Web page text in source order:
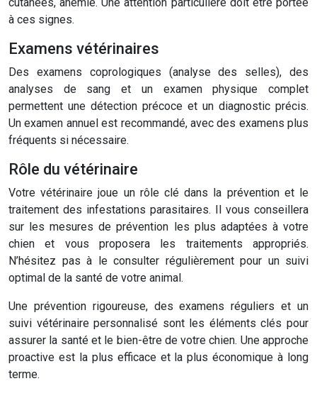
à ces signes.
Examens vétérinaires
Des examens coprologiques (analyse des selles), des
analyses de sang et un examen physique complet
permettent une détection précoce et un diagnostic précis.
Un examen annuel est recommandé, avec des examens plus
fréquents si nécessaire.
Rôle du vétérinaire
Votre vétérinaire joue un rôle clé dans la prévention et le
traitement des infestations parasitaires. Il vous conseillera
sur les mesures de prévention les plus adaptées à votre
chien et vous proposera les traitements appropriés.
N’hésitez pas à le consulter régulièrement pour un suivi
optimal de la santé de votre animal.
Une prévention rigoureuse, des examens réguliers et un
suivi vétérinaire personnalisé sont les éléments clés pour
assurer la santé et le bien-être de votre chien. Une approche
proactive est la plus efficace et la plus économique à long
terme.